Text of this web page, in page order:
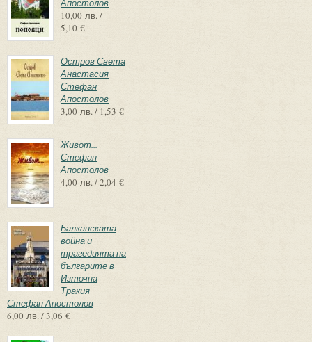
Апостолов
10,00 лв. /
5,10 €
Остров Света
Анастасия
Стефан
Апостолов
3,00 лв. / 1,53 €
Живот...
Стефан
Апостолов
4,00 лв. / 2,04 €
Балканската
война и
трагедията на
българите в
Източна
Тракия
Стефан Апостолов
6,00 лв. / 3,06 €